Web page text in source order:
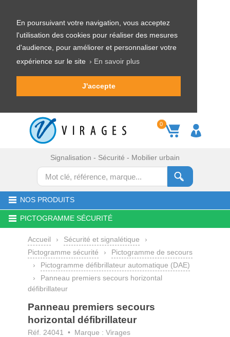
En poursuivant votre navigation, vous acceptez
l'utilisation des cookies pour réaliser des mesures
d'audience, pour améliorer et personnaliser votre
expérience sur le site › En savoir plus
J'accepte
0
Signalisation - Sécurité - Mobilier urbain
NOS PRODUITS
PICTOGRAMME SÉCURITÉ
Accueil › Sécurité et signalétique
›
Pictogramme sécurité
›
Pictogramme de secours
›
Pictogramme défibrillateur automatique (DAE)
›
Panneau premiers secours horizontal
défibrillateur
Panneau premiers secours
horizontal défibrillateur
Réf. 24041 • Marque : Virages